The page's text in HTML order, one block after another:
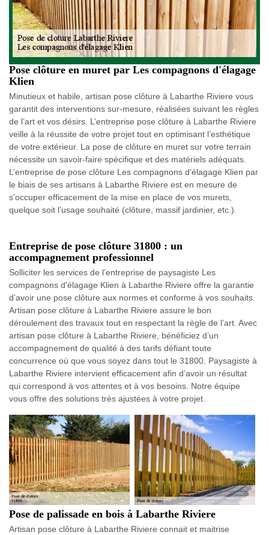
Pose clôture en muret par Les compagnons d'élagage
Klien
Minutieux et habile, artisan pose clôture à Labarthe Riviere vous
garantit des interventions sur-mesure, réalisées suivant les règles
de l’art et vos désirs. L’entreprise pose clôture à Labarthe Riviere
veille à la réussite de votre projet tout en optimisant l’esthétique
de votre extérieur. La pose de clôture en muret sur votre terrain
nécessite un savoir-faire spécifique et des matériels adéquats.
L’entreprise de pose clôture Les compagnons d'élagage Klien par
le biais de ses artisans à Labarthe Riviere est en mesure de
s’occuper efficacement de la mise en place de vos murets,
quelque soit l’usage souhaité (clôture, massif jardinier, etc.).
Entreprise de pose clôture 31800 : un
accompagnement professionnel
Solliciter les services de l’entreprise de paysagiste Les
compagnons d'élagage Klien à Labarthe Riviere offre la garantie
d’avoir une pose clôture aux normes et conforme à vos souhaits.
Artisan pose clôture à Labarthe Riviere assure le bon
déroulement des travaux tout en respectant la règle de l’art. Avec
artisan pose clôture à Labarthe Riviere, bénéficiez d’un
accompagnement de qualité à des tarifs défiant toute
concurrence où que vous soyez dans tout le 31800. Paysagiste à
Labarthe Riviere intervient efficacement afin d’avoir un résultat
qui correspond à vos attentes et à vos besoins. Notre équipe
vous offre des solutions très ajustées à votre projet.
Pose de palissade en bois à Labarthe Riviere
Artisan pose clôture à Labarthe Riviere connait et maitrise